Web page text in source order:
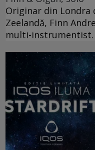
Originar din Londra
Zeelandă, Finn
multi-instrumentist.